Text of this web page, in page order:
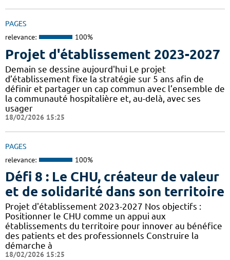
PAGES
relevance: 100%
Projet d'établissement 2023-2027
Demain se dessine aujourd'hui Le projet
d’établissement fixe la stratégie sur 5 ans afin de
définir et partager un cap commun avec l’ensemble de
la communauté hospitalière et, au-delà, avec ses
usager
18/02/2026 15:25
PAGES
relevance: 100%
Défi 8 : Le CHU, créateur de valeur
et de solidarité dans son territoire
Projet d'établissement 2023-2027 Nos objectifs :
Positionner le CHU comme un appui aux
établissements du territoire pour innover au bénéfice
des patients et des professionnels Construire la
démarche à
18/02/2026 15:25